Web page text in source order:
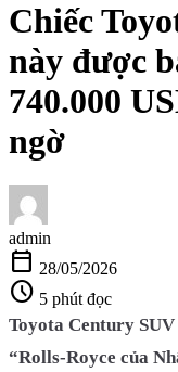
Chiếc
này được
740.000
ngờ
admin
calendar_today 28/05/2026
schedule 5 phút đọc
Toyota Century
“Rolls-Royce của